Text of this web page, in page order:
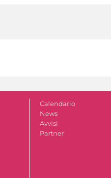
Calendario
News
Avvisi
Partner